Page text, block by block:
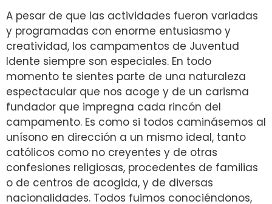
A pesar de que las actividades fueron variadas
y programadas con enorme entusiasmo y
creatividad, los campamentos de Juventud
Idente siempre son especiales. En todo
momento te sientes parte de una naturaleza
espectacular que nos acoge y de un carisma
fundador que impregna cada rincón del
campamento. Es como si todos caminásemos al
unísono en dirección a un mismo ideal, tanto
católicos como no creyentes y de otras
confesiones religiosas, procedentes de familias
o de centros de acogida, y de diversas
nacionalidades. Todos fuimos conociéndonos,